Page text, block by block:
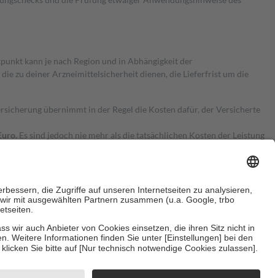
kann je nach Region und in Abhängigkeit der
zu deiner Arzneimittelsicherheit dienen, die Lieferfrist um die
übernimmt in der Regel die Kosten dafür, der Versicherte
Es sind jedoch nie mehr als die tatsächlichen Kosten der Leistung
Zuzahlungen an bei: